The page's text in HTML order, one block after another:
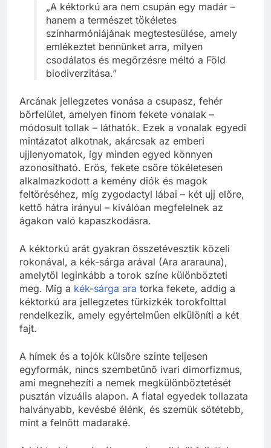
„A kéktorkú ara nem csupán egy madár –
hanem a természet tökéletes
színharmóniájának megtestesülése, amely
emlékeztet bennünket arra, milyen
csodálatos és megőrzésre méltó a Föld
biodiverzitása.”
Arcának jellegzetes vonása a csupasz, fehér
bőrfelület, amelyen finom fekete vonalak –
módosult tollak – láthatók. Ezek a vonalak egyedi
mintázatot alkotnak, akárcsak az emberi
ujjlenyomatok, így minden egyed könnyen
azonosítható. Erős, fekete csőre tökéletesen
alkalmazkodott a kemény diók és magok
feltöréséhez, míg zygodactyl lábai – két ujj előre,
kettő hátra irányul – kiválóan megfelelnek az
ágakon való kapaszkodásra.
A kéktorkú arát gyakran összetévesztik közeli
rokonával, a kék-sárga arával (Ara ararauna),
amelytől leginkább a torok színe különbözteti
meg. Míg a kék-sárga ara torka fekete, addig a
kéktorkú ara jellegzetes türkizkék torokfolttal
rendelkezik, amely egyértelműen elkülöníti a két
fajt.
A hímek és a tojók külsőre szinte teljesen
egyformák, nincs szembetűnő ivari dimorfizmus,
ami megnehezíti a nemek megkülönböztetését
pusztán vizuális alapon. A fiatal egyedek tollazata
halványabb, kevésbé élénk, és szemük sötétebb,
mint a felnőtt madaraké.